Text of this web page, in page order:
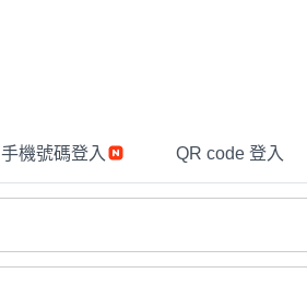
手機號碼登入 QR code 登入